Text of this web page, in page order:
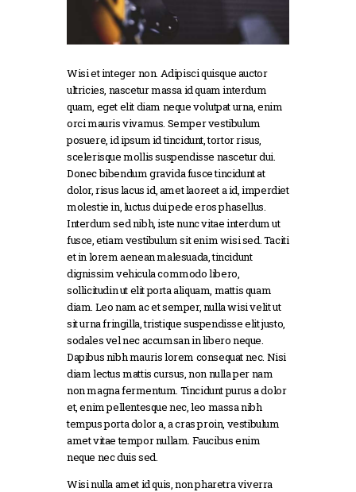
Wisi et integer non. Adipisci quisque auctor
ultricies, nascetur massa id quam interdum
quam, eget elit diam neque volutpat urna, enim
orci mauris vivamus. Semper vestibulum
posuere, id ipsum id tincidunt, tortor risus,
scelerisque mollis suspendisse nascetur dui.
Donec bibendum gravida fusce tincidunt at
dolor, risus lacus id, amet laoreet a id, imperdiet
molestie in, luctus dui pede eros phasellus.
Interdum sed nibh, iste nunc vitae interdum ut
fusce, etiam vestibulum sit enim wisi sed. Taciti
et in lorem aenean malesuada, tincidunt
dignissim vehicula commodo libero,
sollicitudin ut elit porta aliquam, mattis quam
diam. Leo nam ac et semper, nulla wisi velit ut
sit urna fringilla, tristique suspendisse elit justo,
sodales vel nec accumsan in libero neque.
Dapibus nibh mauris lorem consequat nec. Nisi
diam lectus mattis cursus, non nulla per nam
non magna fermentum. Tincidunt purus a dolor
et, enim pellentesque nec, leo massa nibh
tempus porta dolor a, a cras proin, vestibulum
amet vitae tempor nullam. Faucibus enim
neque nec duis sed.
Wisi nulla amet id quis, non pharetra viverra